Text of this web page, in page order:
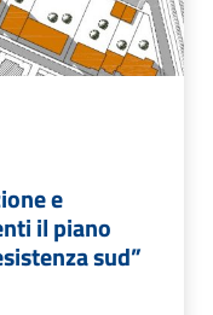
e
il piano
sud”